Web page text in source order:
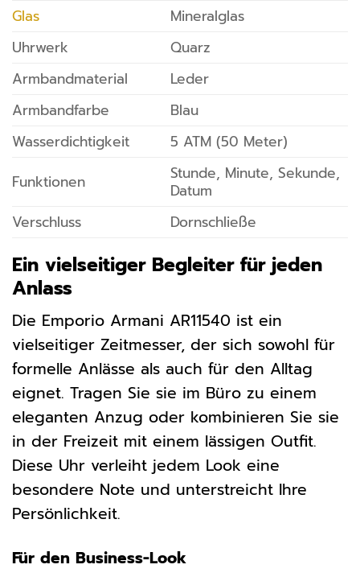
Glas
Mineralglas
Uhrwerk
Quarz
Armbandmaterial
Leder
Armbandfarbe
Blau
Wasserdichtigkeit
5 ATM (50 Meter)
Funktionen
Stunde, Minute, Sekunde,
Datum
Verschluss
Dornschließe
Ein vielseitiger Begleiter für jeden
Anlass
Die Emporio Armani AR11540 ist ein
vielseitiger Zeitmesser, der sich sowohl für
formelle Anlässe als auch für den Alltag
eignet. Tragen Sie sie im Büro zu einem
eleganten Anzug oder kombinieren Sie sie
in der Freizeit mit einem lässigen Outfit.
Diese Uhr verleiht jedem Look eine
besondere Note und unterstreicht Ihre
Persönlichkeit.
Für den Business-Look